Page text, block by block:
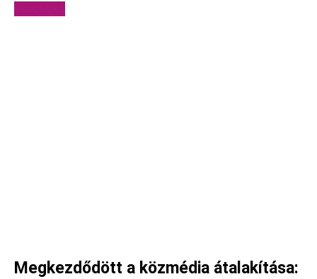
Megkezdődött a közmédia átalakítása: